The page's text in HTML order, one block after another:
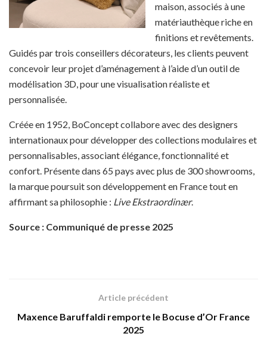
maison, associés à une
matériauthèque riche en
finitions et revêtements.
Guidés par trois conseillers décorateurs, les clients peuvent
concevoir leur projet d’aménagement à l’aide d’un outil de
modélisation 3D, pour une visualisation réaliste et
personnalisée.
Créée en 1952, BoConcept collabore avec des designers
internationaux pour développer des collections modulaires et
personnalisables, associant élégance, fonctionnalité et
confort. Présente dans 65 pays avec plus de 300 showrooms,
la marque poursuit son développement en France tout en
affirmant sa philosophie : Live Ekstraordinær.
Source : Communiqué de presse 2025
Article précédent
Maxence Baruffaldi remporte le Bocuse d’Or France
2025